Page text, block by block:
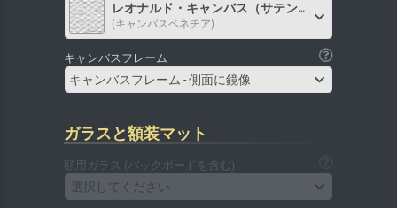
レオナルド・キャンバス（サテン）
(キャンバスベネチア)
キャンバスフレーム
キャンバスフレーム - 側面に鏡像
ガラスと額装マット
額用ガラス (バックボードを含む)
選択してください